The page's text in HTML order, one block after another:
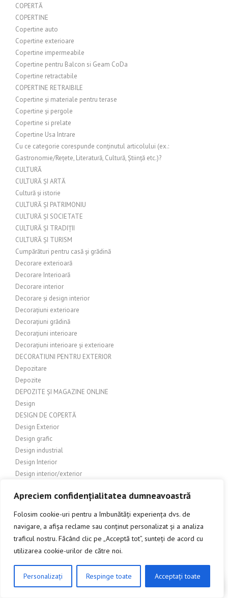
Apreciem confidențialitatea dumneavoastră
Folosim cookie-uri pentru a îmbunătăți experiența dvs. de
navigare, a afișa reclame sau conținut personalizat și a analiza
traficul nostru. Făcând clic pe „Acceptă tot”, sunteți de acord cu
utilizarea cookie-urilor de către noi.
Personalizați Respinge toate Acceptați toate
COPERTĂ
COPERTINE
Copertine auto
Copertine exterioare
Copertine impermeabile
Copertine pentru Balcon si Geam CoDa
Copertine retractabile
COPERTINE RETRAIBILE
Copertine și materiale pentru terase
Copertine și pergole
Copertine si prelate
Copertine Usa Intrare
Cu ce categorie corespunde conținutul articolului (ex.:
Gastronomie/Rețete, Literatură, Cultură, Știință etc.)?
CULTURĂ
CULTURĂ ȘI ARTĂ
Cultură și istorie
CULTURĂ ȘI PATRIMONIU
CULTURĂ ȘI SOCIETATE
CULTURĂ ȘI TRADIȚII
CULTURĂ ȘI TURISM
Cumpărături pentru casă și grădină
Decorare exterioară
Decorare Interioară
Decorare interior
Decorare și design interior
Decorațiuni exterioare
Decorațiuni grădină
Decorațiuni interioare
Decorațiuni interioare și exterioare
DECORATIUNI PENTRU EXTERIOR
Depozitare
Depozite
DEPOZITE ȘI MAGAZINE ONLINE
Design
DESIGN DE COPERTĂ
Design Exterior
Design grafic
Design industrial
Design Interior
Design interior/exterior
Design și Arhitectură
Design și Publicitate
Diverse
DIVERTIMENT
Divertisment
DIY CLICK AICI PENTRU A DISCUTA